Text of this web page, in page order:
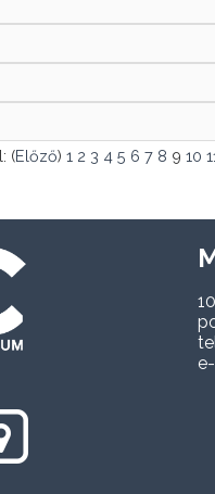
(Előző)1 2 3 4 5 6 7 8 9 10